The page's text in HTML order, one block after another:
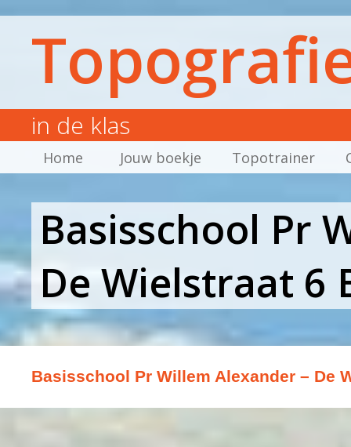
in de klas
Home Jouw boekje Topotrainer
Basisschool Pr
De Wielstraat 6
Basisschool Pr Willem Alexander – De